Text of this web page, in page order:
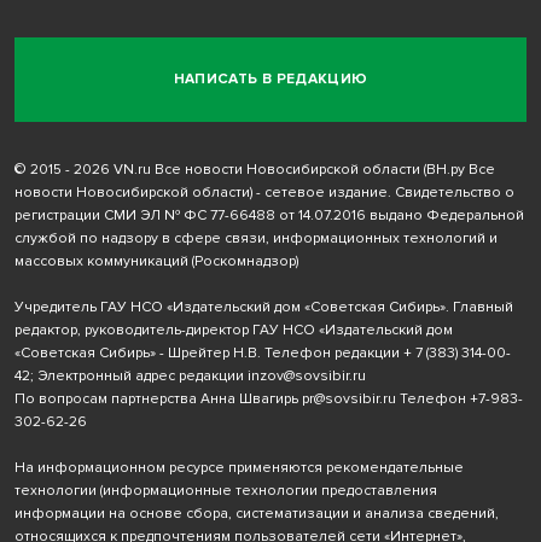
НАПИСАТЬ В РЕДАКЦИЮ
© 2015 - 2026 VN.ru Все новости Новосибирской области (ВН.ру Все
новости Новосибирской области) - сетевое издание. Свидетельство о
регистрации СМИ ЭЛ № ФС 77-66488 от 14.07.2016 выдано Федеральной
службой по надзору в сфере связи, информационных технологий и
массовых коммуникаций (Роскомнадзор)
Учредитель ГАУ НСО «Издательский дом «Советская Сибирь». Главный
редактор, руководитель-директор ГАУ НСО «Издательский дом
«Советская Сибирь» - Шрейтер Н.В. Телефон редакции + 7 (383) 314-00-
42; Электронный адрес редакции inzov@sovsibir.ru
По вопросам партнерства Анна Швагирь pr@sovsibir.ru Телефон +7-983-
302-62-26
На информационном ресурсе применяются рекомендательные
технологии (информационные технологии предоставления
информации на основе сбора, систематизации и анализа сведений,
относящихся к предпочтениям пользователей сети «Интернет»,